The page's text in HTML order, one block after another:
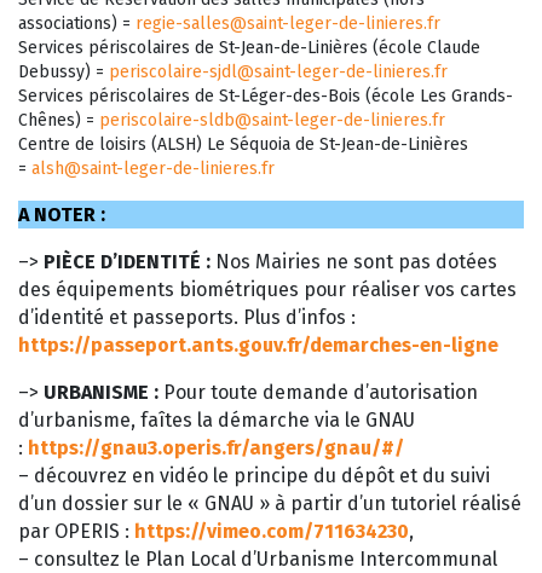
associations) = regie-salles@saint-leger-de-linieres.fr
Services périscolaires de St-Jean-de-Linières (école Claude
Debussy) = periscolaire-sjdl@saint-leger-de-linieres.fr
Services périscolaires de St-Léger-des-Bois (école Les Grands-
Chênes) = periscolaire-sldb@saint-leger-de-linieres.fr
Centre de loisirs (ALSH) Le Séquoia de St-Jean-de-Linières
= alsh@saint-leger-de-linieres.fr
A NOTER :
–> PIÈCE D’IDENTITÉ : Nos Mairies ne sont pas dotées
des équipements biométriques pour réaliser vos cartes
d’identité et passeports. Plus d’infos :
https://passeport.ants.gouv.fr/demarches-en-ligne
–> URBANISME : Pour toute demande d’autorisation
d’urbanisme, faîtes la démarche via le GNAU
: https://gnau3.operis.fr/angers/gnau/#/
– découvrez en vidéo le principe du dépôt et du suivi
d’un dossier sur le « GNAU » à partir d’un tutoriel réalisé
par OPERIS : https://vimeo.com/711634230,
– consultez le Plan Local d’Urbanisme Intercommunal